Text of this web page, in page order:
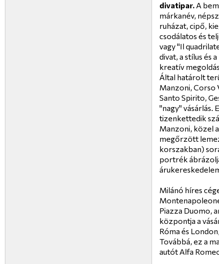
divatipar. A
márkanév,
ruházat, cipő,
csodálatos és
vagy "Il
divat, a stílus és
kreatív
Által határolt
Manzoni, Corso
Santo Spirito,
"nagy" vásárlás.
tizenkettedik
Manzoni, közel
megőrzött
korszakban)
portrék
Milánó híres
Piazza Duomo,
központja a
Róma és
Továbbá, ez a
autót Alfa